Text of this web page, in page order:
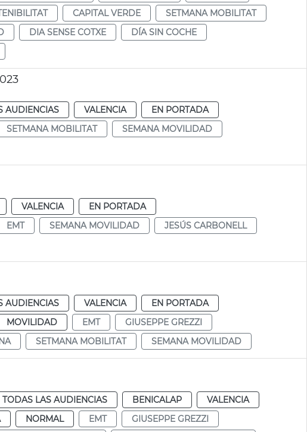
CAPITAL VERDE
SETMANA MOBILITAT
DIA SENSE COTXE
DÍA SIN COCHE
AUDIENCIAS VALENCIA
EN PORTADA
SETMANA MOBILITAT
SEMANA MOVILIDAD
VALENCIA
EN PORTADA
EMT SEMANA MOVILIDAD
JESÚS CARBONELL
AUDIENCIAS VALENCIA
EN PORTADA
MOVILIDAD EMT
GIUSEPPE GREZZI
SETMANA MOBILITAT SEMANA MOVILIDAD
TODAS LAS AUDIENCIAS BENICALAP
VALENCIA
NORMAL EMT
GIUSEPPE GREZZI